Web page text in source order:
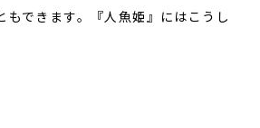
できます。『人魚姫』にはこうし